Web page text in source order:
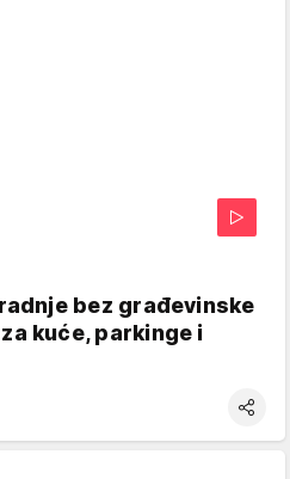
bez građevinske
kuće, parkinge i